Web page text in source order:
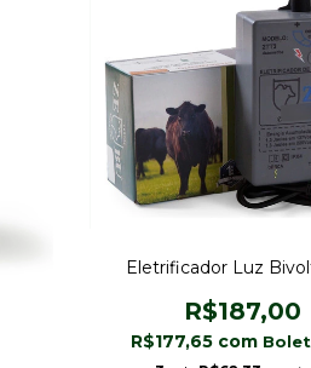
Eletrificador Luz
R$187,00
R$177,65 com